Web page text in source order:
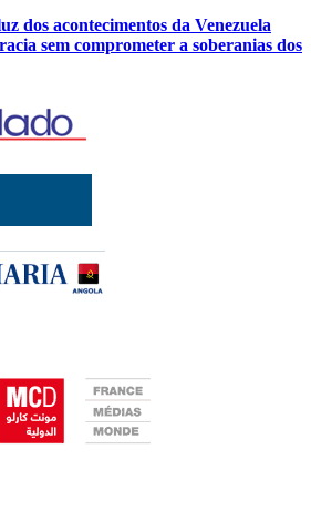
dos acontecimentos da Venezuela
sem comprometer a soberanias dos